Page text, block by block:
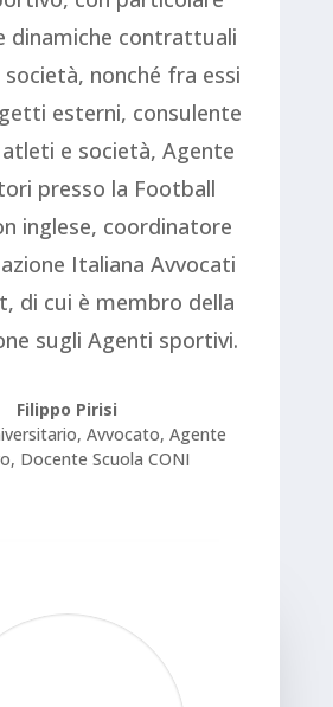
dinamiche contrattuali
nonché fra essi
esterni, consulente
e società, Agente
presso la Football
inglese, coordinatore
Italiana Avvocati
di cui è membro della
sugli Agenti sportivi.
Filippo Pirisi
Avvocato, Agente
Docente Scuola CONI